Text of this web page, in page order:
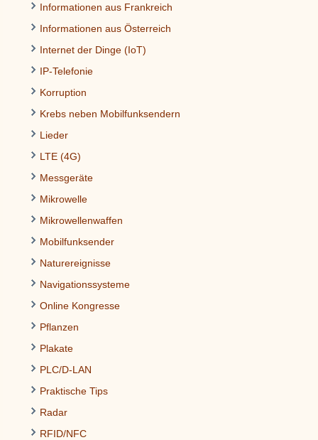
Informationen aus Frankreich
Informationen aus Österreich
Internet der Dinge (IoT)
IP-Telefonie
Korruption
Krebs neben Mobilfunksendern
Lieder
LTE (4G)
Messgeräte
Mikrowelle
Mikrowellenwaffen
Mobilfunksender
Naturereignisse
Navigationssysteme
Online Kongresse
Pflanzen
Plakate
PLC/D-LAN
Praktische Tips
Radar
RFID/NFC